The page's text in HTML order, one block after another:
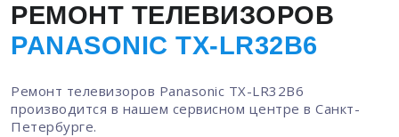
РЕМОНТ ТЕЛЕВИЗОРОВ
PANASONIC TX-LR32B6
Ремонт телевизоров Panasonic TX-LR32B6
производится в нашем сервисном центре в Санкт-
Петербурге.